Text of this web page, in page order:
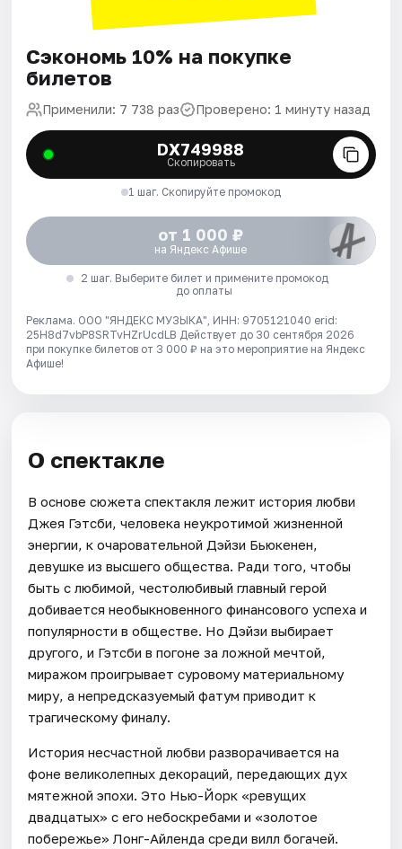
Сэкономь 10% на покупке
билетов
Применили: 7 738 раз Проверено: 1 минуту назад
DX749988
Скопировать
1 шаг. Скопируйте промокод
от 1 000 ₽
на Яндекс Афише
2 шаг. Выберите билет и примените промокод
до оплаты
Реклама. ООО "ЯНДЕКС МУЗЫКА", ИНН: 9705121040 erid:
25H8d7vbP8SRTvHZrUcdLB Действует до 30 сентября 2026
при покупке билетов от 3 000 ₽ на это мероприятие на Яндекс
Афише!
О спектакле
В основе сюжета спектакля лежит история любви
Джея Гэтсби, человека неукротимой жизненной
энергии, к очаровательной Дэйзи Бьюкенен,
девушке из высшего общества. Ради того, чтобы
быть с любимой, честолюбивый главный герой
добивается необыкновенного финансового успеха и
популярности в обществе. Но Дэйзи выбирает
другого, и Гэтсби в погоне за ложной мечтой,
миражом проигрывает суровому материальному
миру, а непредсказуемый фатум приводит к
трагическому финалу.
История несчастной любви разворачивается на
фоне великолепных декораций, передающих дух
мятежной эпохи. Это Нью-Йорк «ревущих
двадцатых» с его небоскребами и «золотое
побережье» Лонг-Айленда среди вилл богачей.